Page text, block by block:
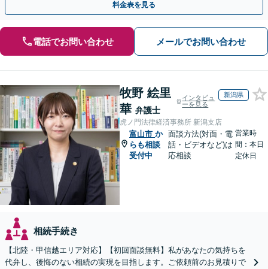
料金表を見る
電話でお問い合わせ メールでお問い合わせ
牧野 絵里
華 弁護士
インタビュ
ーを見る
新潟県
虎ノ門法律経済事務所 新潟支店
富山市 か
らも相談
受付中
面談方法(対面・電
話・ビデオなど)は
応相談
営業時
間：本日
定休日
相続手続き
【北陸・甲信越エリア対応】【初回面談無料】私があなたの気持ちを
代弁し、後悔のない相続の実現を目指します。ご依頼前のお見積りで